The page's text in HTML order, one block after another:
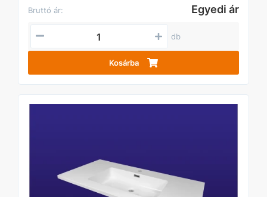
Bruttó ár:
Egyedi ár
db
Kosárba